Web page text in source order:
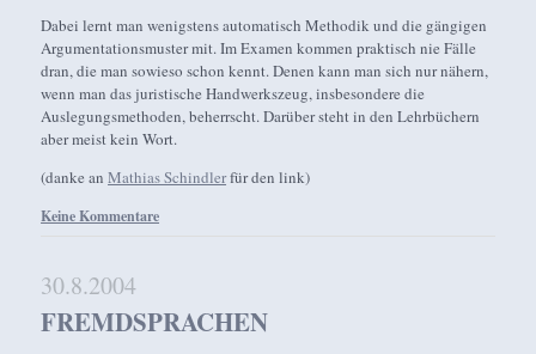
Dabei lernt man wenigstens automatisch Methodik und die gängigen
Argumentationsmuster mit. Im Examen kommen praktisch nie Fälle
dran, die man sowieso schon kennt. Denen kann man sich nur nähern,
wenn man das juristische Handwerkszeug, insbesondere die
Auslegungsmethoden, beherrscht. Darüber steht in den Lehrbüchern
aber meist kein Wort.
(danke anMathias Schindlerfür den link)
Keine Kommentare
30.8.2004
FREMDSPRACHEN